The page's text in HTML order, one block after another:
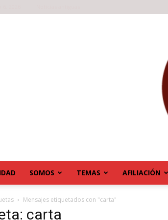
SOMOS TEMAS AFILIACIÓN
Mensajes etiquetados con "carta"
carta